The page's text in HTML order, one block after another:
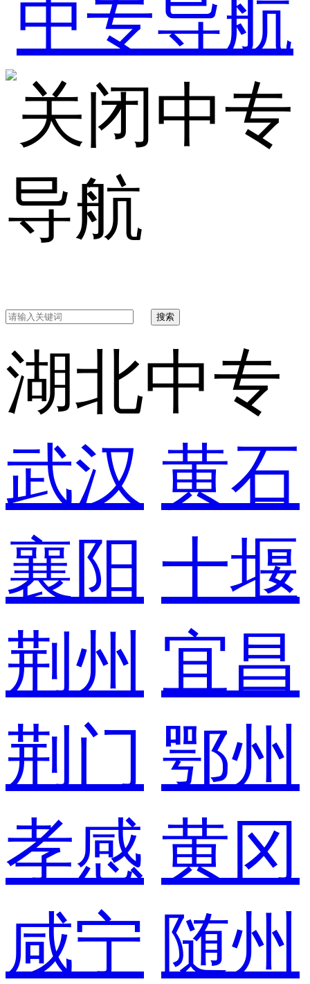
中专
导航
搜索
湖北中专
武汉 黄石
襄阳 十堰
荆州 宜昌
荆门 鄂州
孝感 黄冈
咸宁 随州